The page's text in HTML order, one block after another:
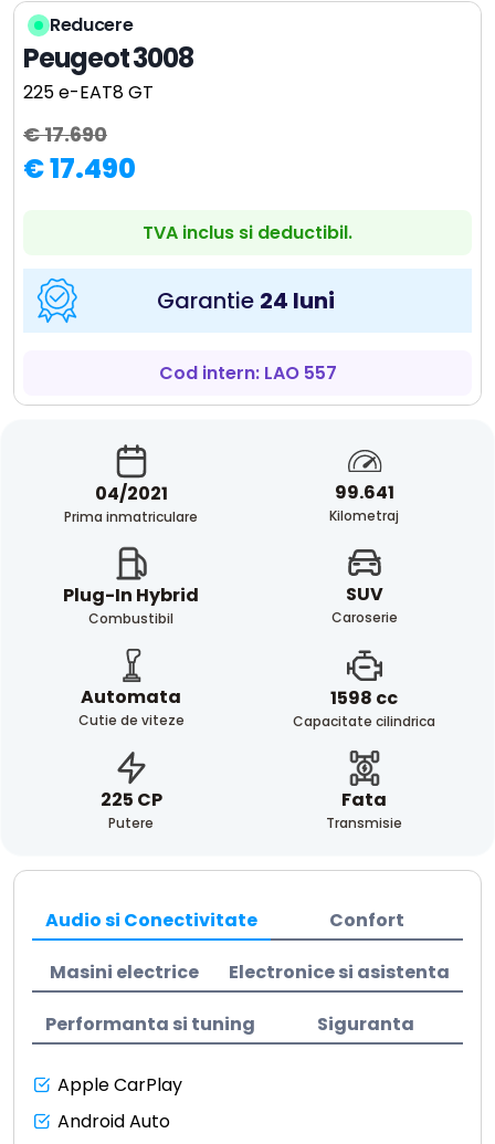
Reducere
Peugeot 3008
225 e-EAT8 GT
€ 17.690
€ 17.490
TVA inclus si deductibil.
Garantie 24 luni
Cod intern: LAO 557
04/2021
Prima inmatriculare
99.641
Kilometraj
Plug-In Hybrid
Combustibil
SUV
Caroserie
Automata
Cutie de viteze
1598 cc
Capacitate cilindrica
225 CP
Putere
Fata
Transmisie
Audio si Conectivitate Confort
Masini electrice Electronice si asistenta
Performanta si tuning Siguranta
Apple CarPlay
Android Auto